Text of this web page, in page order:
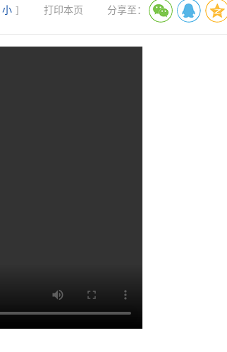
小 ] 打印本页 分享至：